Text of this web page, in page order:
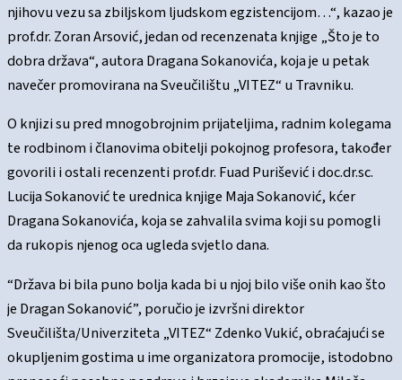
njihovu vezu sa zbiljskom ljudskom egzistencijom…“, kazao je
prof.dr. Zoran Arsović, jedan od recenzenata knjige „Što je to
dobra država“, autora Dragana Sokanovića, koja je u petak
navečer promovirana na Sveučilištu „VITEZ“ u Travniku.
O knjizi su pred mnogobrojnim prijateljima, radnim kolegama
te rodbinom i članovima obitelji pokojnog profesora, također
govorili i ostali recenzenti prof.dr. Fuad Purišević i doc.dr.sc.
Lucija Sokanović te urednica knjige Maja Sokanović, kćer
Dragana Sokanovića, koja se zahvalila svima koji su pomogli
da rukopis njenog oca ugleda svjetlo dana.
“Država bi bila puno bolja kada bi u njoj bilo više onih kao što
je Dragan Sokanović”, poručio je izvršni direktor
Sveučilišta/Univerziteta „VITEZ“ Zdenko Vukić, obraćajući se
okupljenim gostima u ime organizatora promocije, istodobno